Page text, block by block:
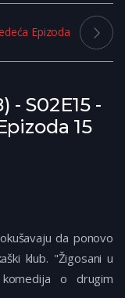
- S02E15 -
15
Epizoda
da ponovo
klub. "Žigosani u
o drugim